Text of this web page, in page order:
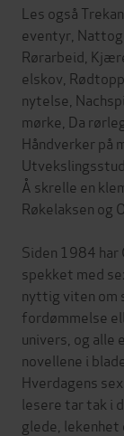
Les også
eventyr,
Rørarbeid,
elskov,
nytelse,
mørke, Da
Håndverker på
Å skrelle en
Røkelaksen og
Siden 1984 har
spekket med
nyttig viten om
fordømmelse
univers, og alle
novellene i
Hverdagens
lesere tar tak i